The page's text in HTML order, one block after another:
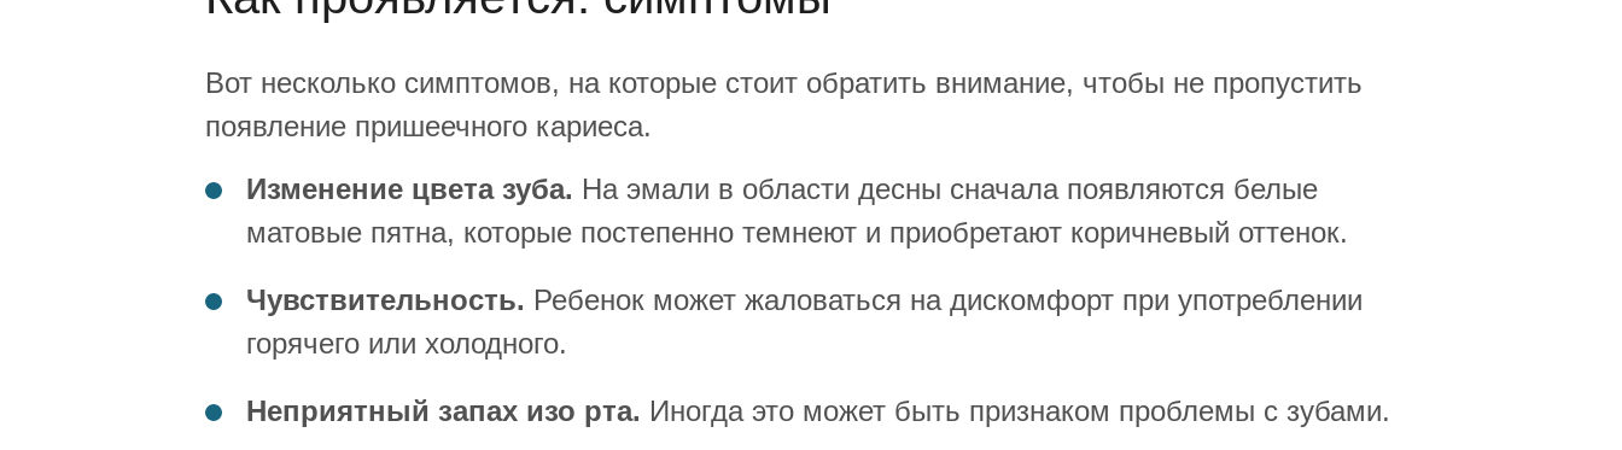
Вот несколько симптомов, на которые стоит обратить внимание, чтобы не пропустить
появление пришеечного кариеса.
Изменение цвета зуба. На эмали в области десны сначала появляются белые
матовые пятна, которые постепенно темнеют и приобретают коричневый оттенок.
Чувствительность. Ребенок может жаловаться на дискомфорт при употреблении
горячего или холодного.
Неприятный запах изо рта. Иногда это может быть признаком проблемы с зубами.